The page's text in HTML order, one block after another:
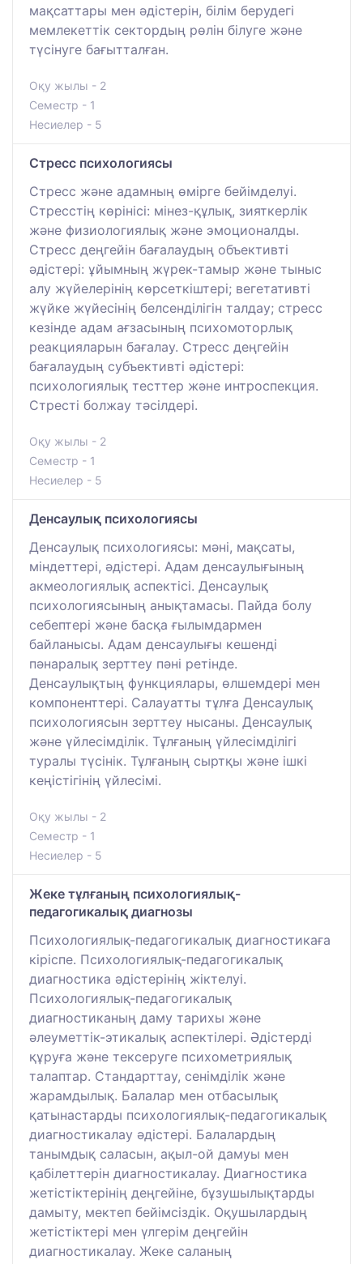
мақсаттары мен әдістерін, білім берудегі
мемлекеттік сектордың рөлін білуге ​​және
түсінуге бағытталған.
Оқу жылы - 2
Семестр - 1
Несиелер - 5
Стресс психологиясы
Стресс және адамның өмірге бейімделуі.
Стресстің көрінісі: мінез-құлық, зияткерлік
және физиологиялық және эмоционалды.
Стресс деңгейін бағалаудың объективті
әдістері: ұйымның жүрек-тамыр және тыныс
алу жүйелерінің көрсеткіштері; вегетативті
жүйке жүйесінің белсенділігін талдау; стресс
кезінде адам ағзасының психомоторлық
реакцияларын бағалау. Стресс деңгейін
бағалаудың субъективті әдістері:
психологиялық тесттер және интроспекция.
Стресті болжау тәсілдері.
Оқу жылы - 2
Семестр - 1
Несиелер - 5
Денсаулық психологиясы
Денсаулық психологиясы: мәні, мақсаты,
міндеттері, әдістері. Адам денсаулығының
акмеологиялық аспектісі. Денсаулық
психологиясының анықтамасы. Пайда болу
себептері және басқа ғылымдармен
байланысы. Адам денсаулығы кешенді
пәнаралық зерттеу пәні ретінде.
Денсаулықтың функциялары, өлшемдері мен
компоненттері. Салауатты тұлға Денсаулық
психологиясын зерттеу нысаны. Денсаулық
және үйлесімділік. Тұлғаның үйлесімділігі
туралы түсінік. Тұлғаның сыртқы және ішкі
кеңістігінің үйлесімі.
Оқу жылы - 2
Семестр - 1
Несиелер - 5
Жеке тұлғаның психологиялық-
педагогикалық диагнозы
Психологиялық-педагогикалық диагностикаға
кіріспе. Психологиялық-педагогикалық
диагностика әдістерінің жіктелуі.
Психологиялық-педагогикалық
диагностиканың даму тарихы және
әлеуметтік-этикалық аспектілері. Әдістерді
құруға және тексеруге психометриялық
талаптар. Стандарттау, сенімділік және
жарамдылық. Балалар мен отбасылық
қатынастарды психологиялық-педагогикалық
диагностикалау әдістері. Балалардың
танымдық саласын, ақыл-ой дамуы мен
қабілеттерін диагностикалау. Диагностика
жетістіктерінің деңгейіне, бұзушылықтарды
дамыту, мектеп бейімсіздік. Оқушылардың
жетістіктері мен үлгерім деңгейін
диагностикалау. Жеке саланың